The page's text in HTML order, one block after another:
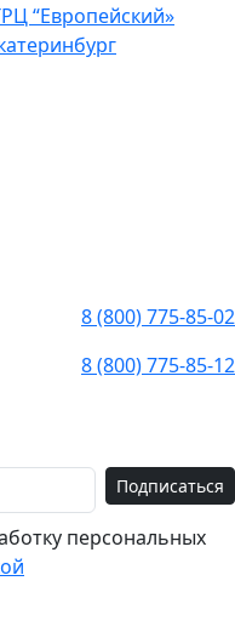
“Европейский»
8 (800) 775-85-02
8 (800) 775-85-12
Подписаться
персональных